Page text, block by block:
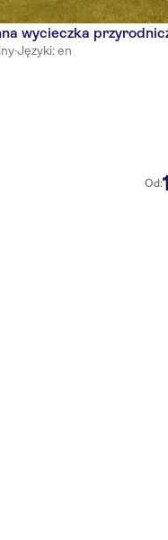
wycieczka
·Języki: en
Od: